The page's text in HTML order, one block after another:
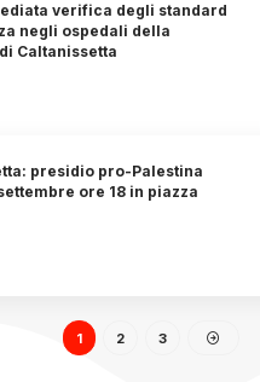
verifica degli standard
negli ospedali della
Caltanissetta
presidio pro-Palestina
ore 18 in piazza
1 2 3